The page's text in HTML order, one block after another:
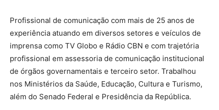
Profissional de comunicação com mais de 25 anos de
experiência atuando em diversos setores e veículos de
imprensa como TV Globo e Rádio CBN e com trajetória
profissional em assessoria de comunicação institucional
de órgãos governamentais e terceiro setor. Trabalhou
nos Ministérios da Saúde, Educação, Cultura e Turismo,
além do Senado Federal e Presidência da República.